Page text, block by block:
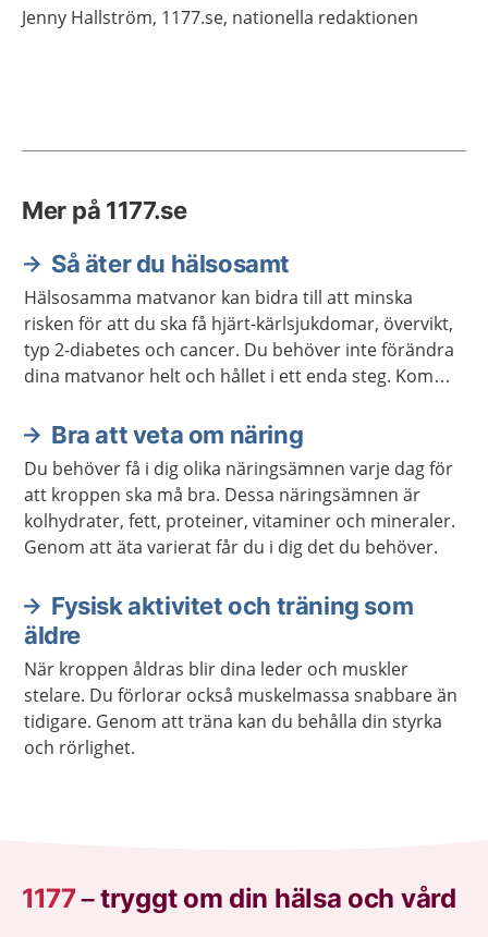
Jenny Hallström, 1177.se, nationella redaktionen
Mer på 1177.se
Så äter du hälsosamt
Hälsosamma matvanor kan bidra till att minska
risken för att du ska få hjärt-kärlsjukdomar, övervikt,
typ 2-diabetes och cancer. Du behöver inte förändra
dina matvanor helt och hållet i ett enda steg. Kom
Bra att veta om näring
Du behöver få i dig olika näringsämnen varje dag för
att kroppen ska må bra. Dessa näringsämnen är
kolhydrater, fett, proteiner, vitaminer och mineraler.
Genom att äta varierat får du i dig det du behöver.
Fysisk aktivitet och träning som
äldre
När kroppen åldras blir dina leder och muskler
stelare. Du förlorar också muskelmassa snabbare än
tidigare. Genom att träna kan du behålla din styrka
och rörlighet.
1177–tryggt om din hälsa och vård